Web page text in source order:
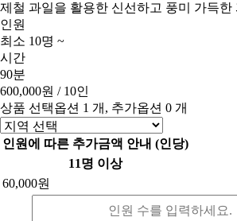
제철 과일을 활용한 신선하고 풍미 가득한
인원
최소 10명 ~
시간
90분
600,000원 / 10인
상품 선택옵션 1 개, 추가옵션 0 개
인원에 따른 추가금액 안내 (인당)
11명 이상
60,000원